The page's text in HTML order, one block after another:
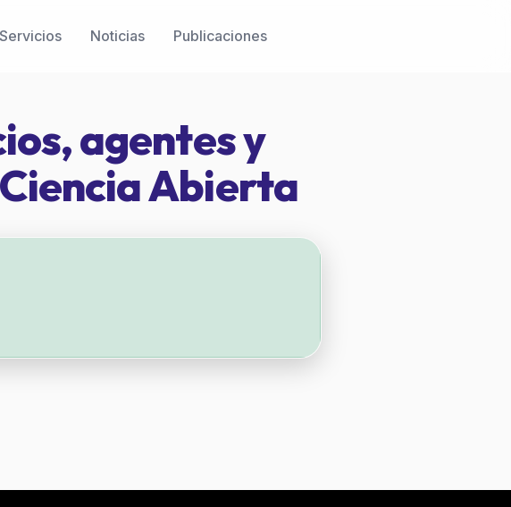
Servicios Noticias Publicaciones
agentes y
Abierta